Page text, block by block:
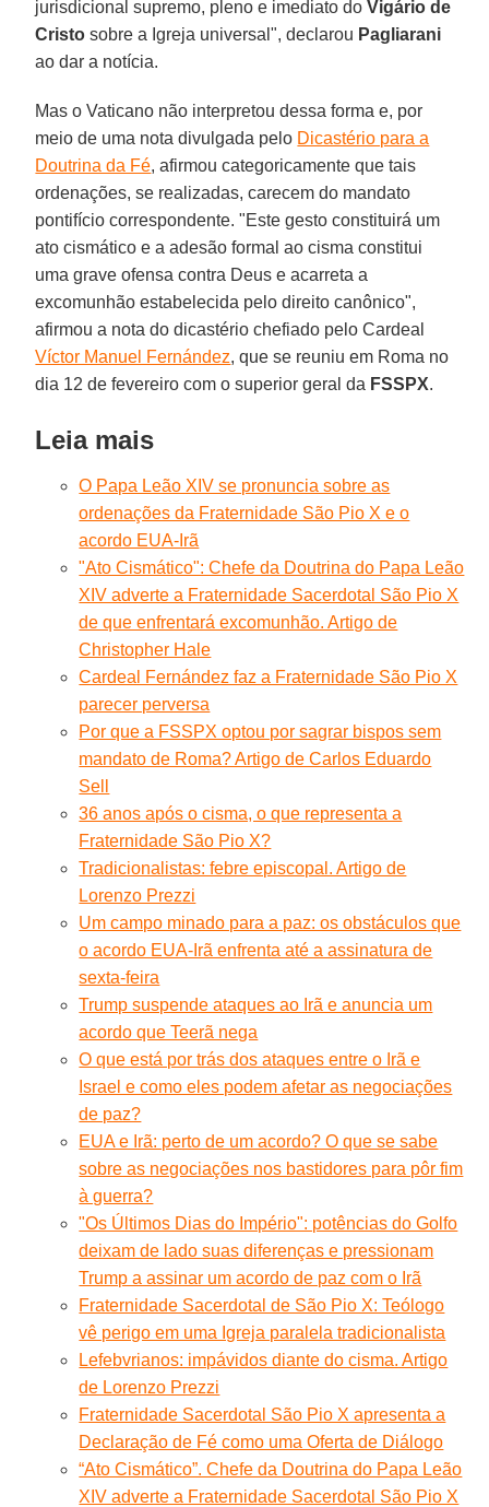
jurisdicional supremo, pleno e imediato doVigário de
Cristo sobre a Igreja universal", declarou Pagliarani
ao dar a notícia.
Mas o Vaticano não interpretou dessa forma e, por
meio de uma nota divulgada pelo Dicastério para a
Doutrina da Fé, afirmou categoricamente que tais
ordenações, se realizadas, carecem do mandato
pontifício correspondente. "Este gesto constituirá um
ato cismático e a adesão formal ao cisma constitui
uma grave ofensa contra Deus e acarreta a
excomunhão estabelecida pelo direito canônico",
afirmou a nota do dicastério chefiado pelo Cardeal
Víctor Manuel Fernández, que se reuniu em Roma no
dia 12 de fevereiro com o superior geral da FSSPX.
Leia mais
O Papa Leão XIV se pronuncia sobre as
ordenações da Fraternidade São Pio X e o
acordo EUA-Irã
"Ato Cismático": Chefe da Doutrina do Papa Leão
XIV adverte a Fraternidade Sacerdotal São Pio X
de que enfrentará excomunhão. Artigo de
Christopher Hale
Cardeal Fernández faz a Fraternidade São Pio X
parecer perversa
Por que a FSSPX optou por sagrar bispos sem
mandato de Roma? Artigo de Carlos Eduardo
Sell
36 anos após o cisma, o que representa a
Fraternidade São Pio X?
Tradicionalistas: febre episcopal. Artigo de
Lorenzo Prezzi
Um campo minado para a paz: os obstáculos que
o acordo EUA-Irã enfrenta até a assinatura de
sexta-feira
Trump suspende ataques ao Irã e anuncia um
acordo que Teerã nega
O que está por trás dos ataques entre o Irã e
Israel e como eles podem afetar as negociações
de paz?
EUA e Irã: perto de um acordo? O que se sabe
sobre as negociações nos bastidores para pôr fim
à guerra?
"Os Últimos Dias do Império": potências do Golfo
deixam de lado suas diferenças e pressionam
Trump a assinar um acordo de paz com o Irã
Fraternidade Sacerdotal de São Pio X: Teólogo
vê perigo em uma Igreja paralela tradicionalista
Lefebvrianos: impávidos diante do cisma. Artigo
de Lorenzo Prezzi
Fraternidade Sacerdotal São Pio X apresenta a
Declaração de Fé como uma Oferta de Diálogo
​“Ato Cismático”. Chefe da Doutrina do Papa Leão
XIV adverte a Fraternidade Sacerdotal São Pio X